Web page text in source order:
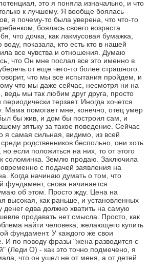
это я поняла изначально, и что
к лучшему. Я вообще боялась
я почему-то была уверена, что что-то
боялась своего возраста.
что дочка, как лакмусовая бумажка,
показала, кто есть кто в нашей
все чувства и отношения. Думаю
что Он мне послал все это именно в
от еще чего-то более страшного.
что мы все испытания пройдем, и
что мы даже сейчас, несмотря ни на
ведь мы так любим друг друга, просто
терзает. Иногда хочется
Мама помогает мне, конечно, отец умер
бы жив, и дом бы построил сам, и
зятьку за такое поведение. Сейчас
я самая сильная, видимо, из всей
родственников беспольно, они хоть
если положиться на них, то от этого
соломинка. Землю продаю. Заключила
с подачей заявления на
Когда начинаю думать о том, что
фундамент, снова начинается
об этом. Просто жду. Цена на
высокая, как раньше, и установленных
денег едва должно хватить на самую
продавать нет смысла. Просто, как
найти человека, желающего купить
фундамент. У каждого же свои
И по поводу фразы "жена разводится с
(Леди О) - как это точно подмечено, я
что он ушел не от меня, а от детей.